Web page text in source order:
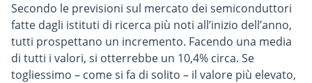
Secondo le previsioni sul mercato dei semiconduttori
fatte dagli istituti di ricerca più noti all’inizio dell’anno,
tutti prospettano un incremento. Facendo una media
di tutti i valori, si otterrebbe un 10,4% circa. Se
togliessimo – come si fa di solito – il valore più elevato,